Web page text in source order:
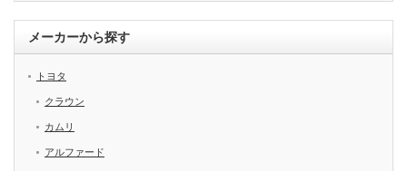
メーカーから探す
トヨタ
クラウン
カムリ
アルファード